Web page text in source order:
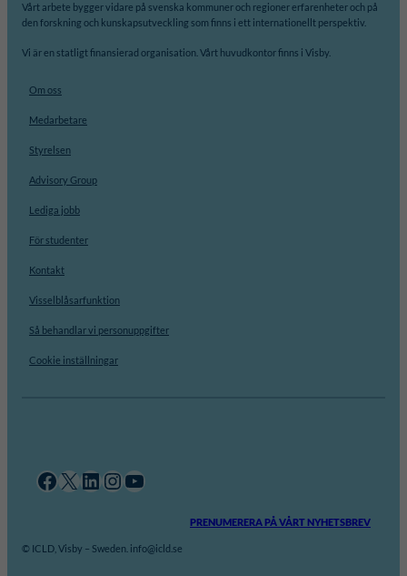
Vårt arbete bygger vidare på svenska kommuner och regioner erfarenheter och på
den forskning och kunskapsutveckling som finns i ett internationellt perspektiv.
Vi är en statligt finansierad organisation. Vårt huvudkontor finns i Visby.
Om oss
Medarbetare
Styrelsen
Advisory Group
Lediga jobb
För studenter
Kontakt
Visselblåsarfunktion
Så behandlar vi personuppgifter
Cookie inställningar
Facebook X LinkedIn InstagramYouTube
PRENUMERERA PÅ VÅRT NYHETSBREV
© ICLD, Visby – Sweden. info@icld.se